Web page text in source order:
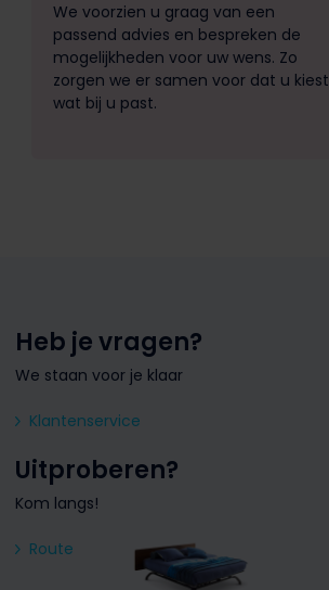
We voorzien u graag van een
passend advies en bespreken de
mogelijkheden voor uw wens. Zo
zorgen we er samen voor dat u kiest
wat bij u past.
Heb je vragen?
We staan voor je klaar
Klantenservice
Uitproberen?
Kom langs!
Route